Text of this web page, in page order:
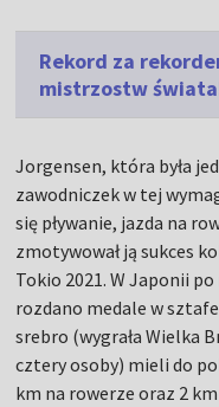
Rekord za
mistrzostw
Jorgensen, która była
zawodniczek w tej
się pływanie, jazda na
zmotywował ją sukces
Tokio 2021. W Japonii
rozdano medale w
srebro (wygrała Wielka
cztery osoby) mieli do
km na rowerze oraz 2